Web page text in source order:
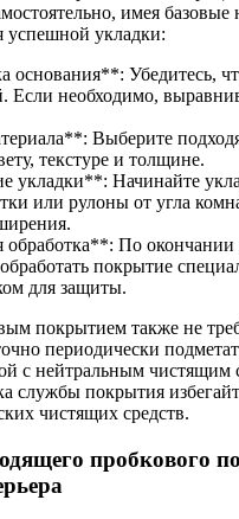
имея
успешной укладки:
основания**: Убедитесь,
Если необходимо,
Выберите
текстуре и толщине.
укладки**: Начинайте
или рулоны от угла
По окончании
покрытие
для защиты.
покрытием также не
периодически
с нейтральным чистящим
службы покрытия
чистящих средств.
пробкового